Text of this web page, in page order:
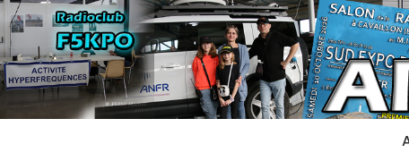
Aller
au
contenu